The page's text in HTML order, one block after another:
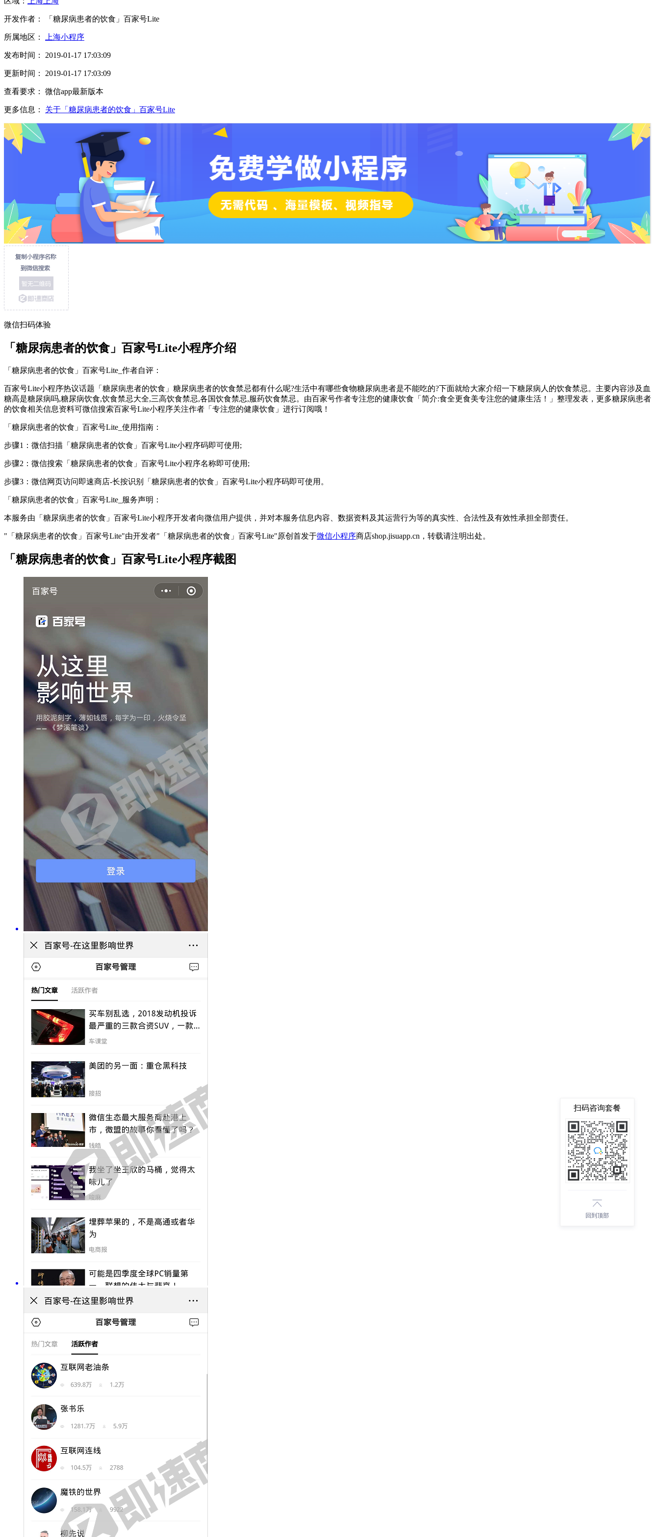
开发作者： 「糖尿病患者的饮食」百家号Lite
所属地区： 上海小程序
发布时间： 2019-01-17 17:03:09
更新时间： 2019-01-17 17:03:09
查看要求： 微信app最新版本
更多信息： 关于「糖尿病患者的饮食」百家号Lite
微信扫码体验
「糖尿病患者的饮食」百家号Lite小程序介绍
「糖尿病患者的饮食」百家号Lite_作者自评：
百家号Lite小程序热议话题「糖尿病患者的饮食」糖尿病患者的饮食禁忌都有什么呢?生活中有哪些食物糖尿病患者是不能吃的?下面就给大家介绍一下糖尿病人的饮食禁忌。主要内容涉及血
糖高是糖尿病吗,糖尿病饮食,饮食禁忌大全,三高饮食禁忌,各国饮食禁忌,服药饮食禁忌。由百家号作者专注您的健康饮食「简介:食全更食美专注您的健康生活！」整理发表，更多糖尿病患者
的饮食相关信息资料可微信搜索百家号Lite小程序关注作者「专注您的健康饮食」进行订阅哦！
「糖尿病患者的饮食」百家号Lite_使用指南：
步骤1：微信扫描「糖尿病患者的饮食」百家号Lite小程序码即可使用;
步骤2：微信搜索「糖尿病患者的饮食」百家号Lite小程序名称即可使用;
步骤3：微信网页访问即速商店-长按识别「糖尿病患者的饮食」百家号Lite小程序码即可使用。
「糖尿病患者的饮食」百家号Lite_服务声明：
本服务由「糖尿病患者的饮食」百家号Lite小程序开发者向微信用户提供，并对本服务信息内容、数据资料及其运营行为等的真实性、合法性及有效性承担全部责任。
"「糖尿病患者的饮食」百家号Lite"由开发者"「糖尿病患者的饮食」百家号Lite"原创首发于微信小程序商店shop.jisuapp.cn，转载请注明出处。
「糖尿病患者的饮食」百家号Lite小程序截图
扫码咨询套餐
回到顶部